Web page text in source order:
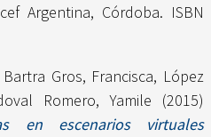
Argentina, Córdoba. ISBN
Bartra Gros, Francisca, López
Romero, Yamile (2015)
en escenarios virtuales